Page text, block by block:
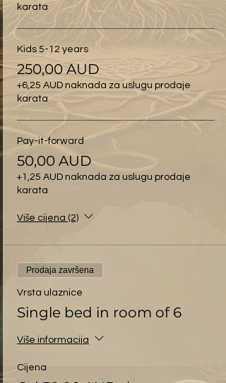
karata
Kids 5-12 years
250,00 AUD
+6,25 AUD naknada za uslugu prodaje
karata
Pay-it-forward
50,00 AUD
+1,25 AUD naknada za uslugu prodaje
karata
Više cijena (2)
Prodaja završena
Vrsta ulaznice
Single bed in room of 6
Više informacija
Cijena